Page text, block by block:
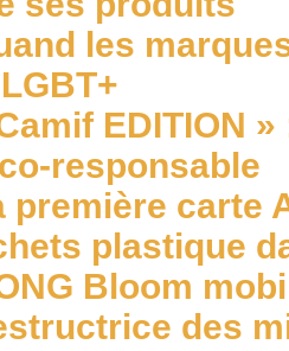
les
EDITION
responsable
première carte
plastique
Bloom
des